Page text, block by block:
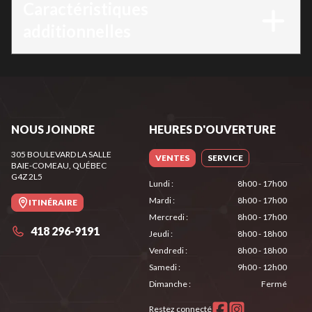
NOUS JOINDRE
305 BOULEVARD LA SALLE
BAIE-COMEAU, QUÉBEC
G4Z 2L5
ITINÉRAIRE
418 296-9191
HEURES D'OUVERTURE
VENTES SERVICE
Lundi:
8h00 - 17h00
Mardi:
8h00 - 17h00
Mercredi:
8h00 - 17h00
Jeudi:
8h00 - 18h00
Vendredi:
8h00 - 18h00
Samedi:
9h00 - 12h00
Dimanche: Fermé
Restez connecté